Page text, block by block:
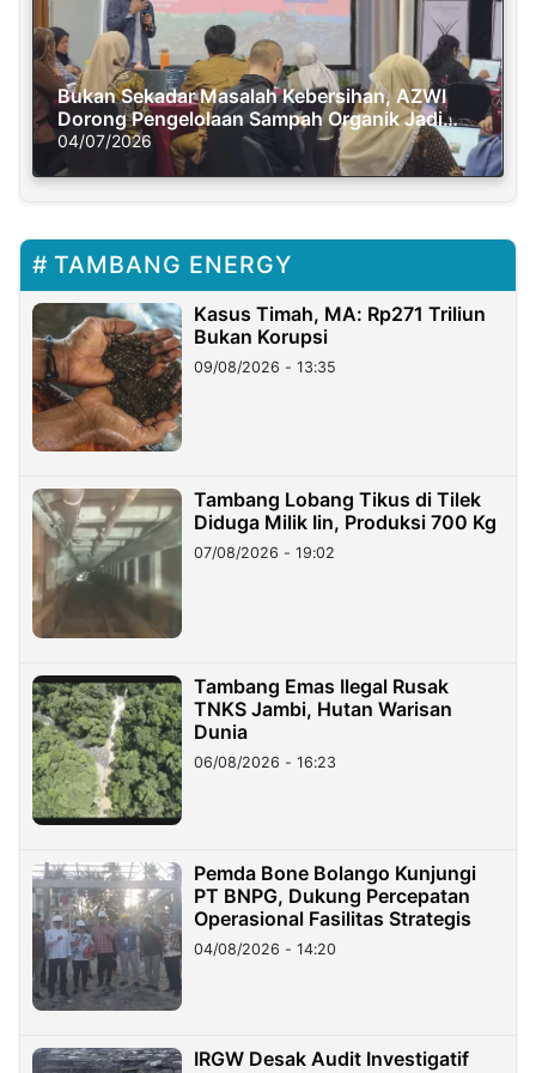
Bukan Sekadar Masalah Kebersihan, AZWI
Dorong Pengelolaan Sampah Organik Jadi
Solusi Krisis Iklim
04/07/2026
TAMBANG ENERGY
Kasus Timah, MA: Rp271 Triliun
Bukan Korupsi
09/08/2026 - 13:35
Tambang Lobang Tikus di Tilek
Diduga Milik Iin, Produksi 700 Kg
07/08/2026 - 19:02
Tambang Emas Ilegal Rusak
TNKS Jambi, Hutan Warisan
Dunia
06/08/2026 - 16:23
Pemda Bone Bolango Kunjungi
PT BNPG, Dukung Percepatan
Operasional Fasilitas Strategis
04/08/2026 - 14:20
IRGW Desak Audit Investigatif